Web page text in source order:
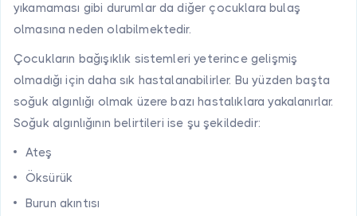
yıkamaması gibi durumlar da diğer çocuklara bulaş
olmasına neden olabilmektedir.
Çocukların bağışıklık sistemleri yeterince gelişmiş
olmadığı için daha sık hastalanabilirler. Bu yüzden başta
soğuk algınlığı olmak üzere bazı hastalıklara yakalanırlar.
Soğuk algınlığının belirtileri ise şu şekildedir:
Ateş
Öksürük
Burun akıntısı